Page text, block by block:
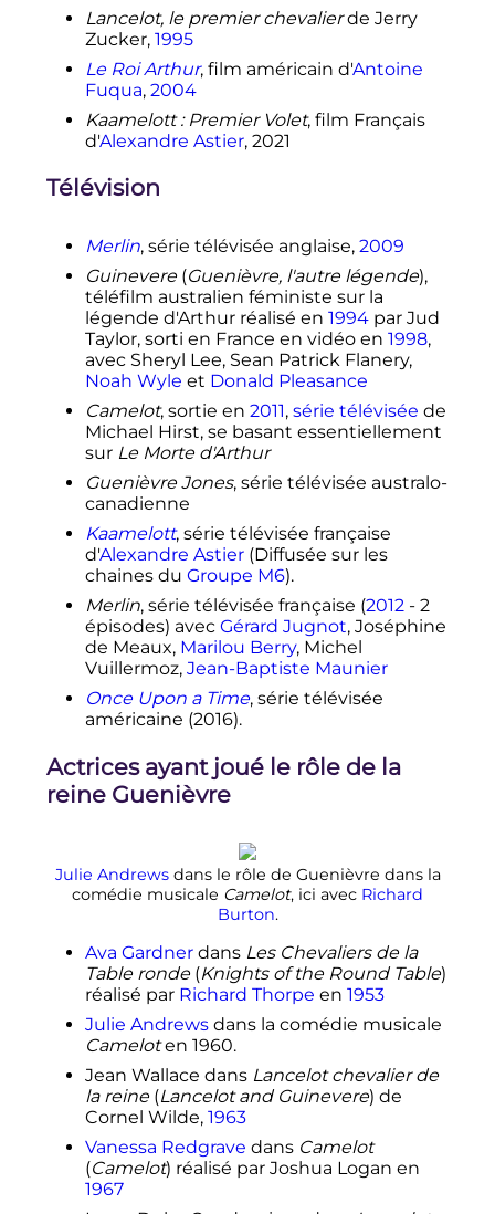
Lancelot, le premier chevalierde Jerry
Zucker, 1995
Le Roi Arthur, film américain d'Antoine
Fuqua, 2004
Kaamelott : Premier Volet, film Français
d'Alexandre Astier, 2021
Télévision
Merlin, série télévisée anglaise, 2009
Guinevere(Guenièvre, l'autre légende),
téléfilm australien féministe sur la
légende d'Arthur réalisé en 1994par Jud
Taylor, sorti en France en vidéo en 1998,
avec Sheryl Lee, Sean Patrick Flanery,
Noah Wyle et Donald Pleasance
Camelot, sortie en 2011, série télévisée de
Michael Hirst, se basant essentiellement
sur Le Morte d'Arthur
Guenièvre Jones, série télévisée australo-
canadienne
Kaamelott, série télévisée française
d'Alexandre Astier(Diffusée sur les
chaines du Groupe M6).
Merlin, série télévisée française (2012- 2
épisodes) avec Gérard Jugnot, Joséphine
de Meaux, Marilou Berry, Michel
Vuillermoz, Jean-Baptiste Maunier
Once Upon a Time, série télévisée
américaine (2016).
Actrices ayant joué le rôle de la
reine Guenièvre
Julie Andrewsdans le rôle de Guenièvre dans la
comédie musicale Camelot, ici avec Richard
Burton.
Ava Gardnerdans Les Chevaliers de la
Table ronde(Knights of the Round Table)
réalisé par Richard Thorpe en 1953
Julie Andrewsdans la comédie musicale
Cameloten 1960.
Jean Wallace dans Lancelot chevalier de
la reine(Lancelot and Guinevere) de
Cornel Wilde, 1963
Vanessa Redgrave dans Camelot
(Camelot) réalisé par Joshua Logan en
1967